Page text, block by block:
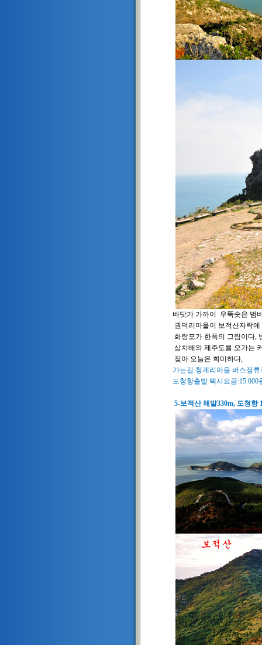
바닷가 가까이 우뚝솟은 범
권덕리마을이 보적산자락에
화랑포가 한폭의 그림이다,
삼치배와 제주도를 오가는
잦아 오늘은 희미하다,
가는길:청계리마을 버스정
도청항출발 택시요금:15.000
5-보적산 해발330m, 도청